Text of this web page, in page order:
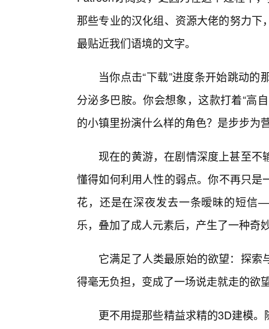
那些专业的汉化组、资源大佬的努力
最贴近我们语境的文字。
当你点击“下载”进度条开始跳动
分泌多巴胺。你会想象，这款打着“高
的小镇里扮演什么样的角色？是步步为
现在的黄游，在剧情深度上甚至不
懂得如何利用人性的弱点。你不再只
花，还是在深夜发去一条暧昧的短信
乐，叠加了成人元素后，产生了一种奇
它满足了人类最原始的欲望：探
得毫无负担，变成了一场说走就走的欲
更不用提那些精益求精的3D建模